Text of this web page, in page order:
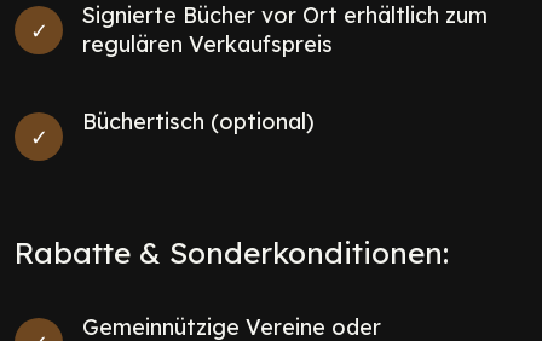
Signierte Bücher vor Ort erhältlich zum
regulären Verkaufspreis
Büchertisch (optional)
Rabatte & Sonderkonditionen:
Gemeinnützige Vereine oder